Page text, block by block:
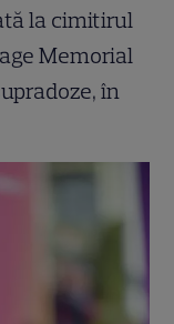
la cimitirul
Memorial
în